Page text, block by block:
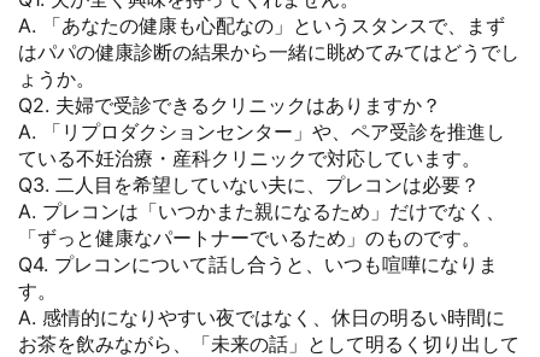
A. 「あなたの健康も心配なの」というスタンスで、まず
はパパの健康診断の結果から一緒に眺めてみてはどうでし
ょうか。
Q2. 夫婦で受診できるクリニックはありますか？
A. 「リプロダクションセンター」や、ペア受診を推進し
ている不妊治療・産科クリニックで対応しています。
Q3. 二人目を希望していない夫に、プレコンは必要？
A. プレコンは「いつかまた親になるため」だけでなく、
「ずっと健康なパートナーでいるため」のものです。
Q4. プレコンについて話し合うと、いつも喧嘩になりま
す。
A. 感情的になりやすい夜ではなく、休日の明るい時間に
お茶を飲みながら、「未来の話」として明るく切り出して